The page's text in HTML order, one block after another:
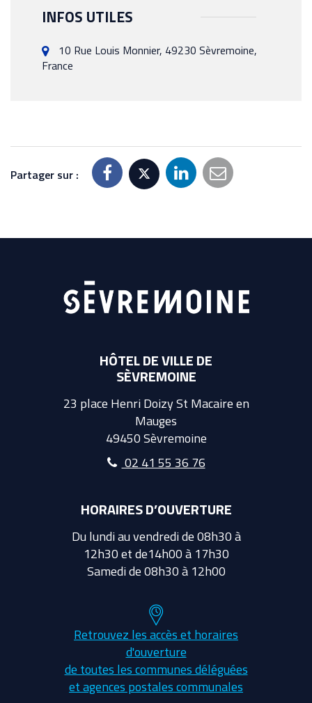
INFOS UTILES
10 Rue Louis Monnier, 49230 Sèvremoine,
France
Partager sur :
HÔTEL DE VILLE DE
SÈVREMOINE
23 place Henri Doizy St Macaire en
Mauges
49450 Sèvremoine
02 41 55 36 76
HORAIRES D’OUVERTURE
Du lundi au vendredi de 08h30 à
12h30 et de14h00 à 17h30
Samedi de 08h30 à 12h00
Retrouvez les accès et horaires
d'ouverture
de toutes les communes déléguées
et agences postales communales